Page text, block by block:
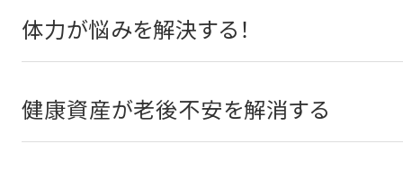
体力が悩みを解決する！
健康資産が老後不安を解消する